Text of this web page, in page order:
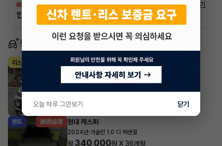
빠른승계서비스
인증 차량으로 승계하는 이유?
자세히 보기
동일 차종 이어카
리스 현대 캐스퍼
2024년 ·가솔린 1.0 터보 인스퍼레이션
월385,000원 X37개월
지원금800,000원
조회 779
렌트 현대 캐스퍼
2024년·가솔린 1.0 디 에센셜
월 340,000원 X 36개월
오늘 하루 그만보기 닫기